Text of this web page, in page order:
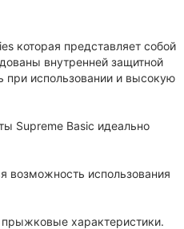
которая представляет собой
внутренней защитной
при использовании и высокую
Supreme Basic идеально
возможность использования
характеристики.